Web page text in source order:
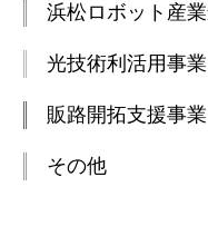
浜松ロボット産
光技術利活用事業
販路開拓支援事業
その他